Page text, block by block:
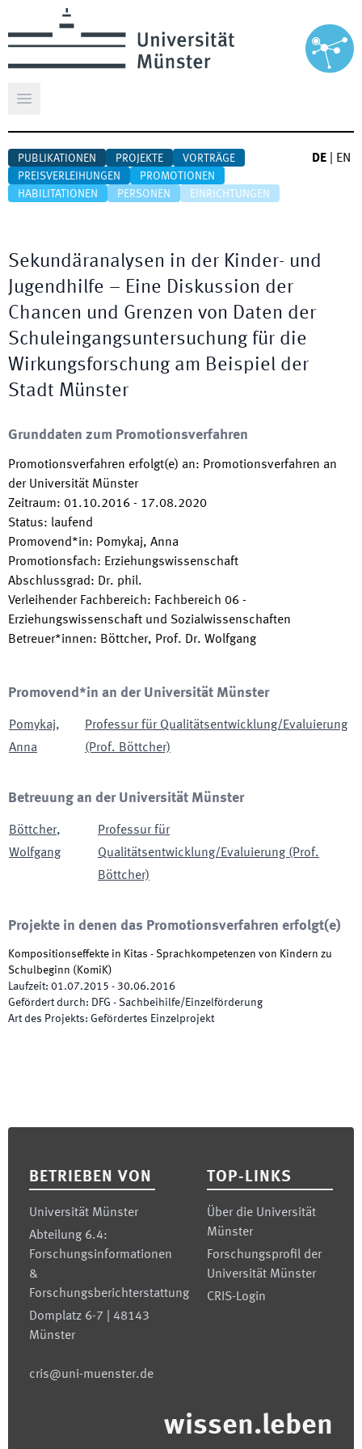
Hauptmenü öffnen
PUBLIKATIONEN PROJEKTE
VORTRÄGE
PREISVERLEIHUNGEN
PROMOTIONEN
HABILITATIONEN
PERSONEN EINRICHTUNGEN
DE EN
Sekundäranalysen in der Kinder- und
Jugendhilfe – Eine Diskussion der
Chancen und Grenzen von Daten der
Schuleingangsuntersuchung für die
Wirkungsforschung am Beispiel der
Stadt Münster
Grunddaten zum Promotionsverfahren
Promotionsverfahren erfolgt(e) an: Promotionsverfahren an
der Universität Münster
Zeitraum: 01.10.2016 - 17.08.2020
Status: laufend
Promovend*in: Pomykaj, Anna
Promotionsfach: Erziehungswissenschaft
Abschlussgrad: Dr. phil.
Verleihender Fachbereich: Fachbereich 06 -
Erziehungswissenschaft und Sozialwissenschaften
Betreuer*innen: Böttcher, Prof. Dr. Wolfgang
Promovend*in an der Universität Münster
Pomykaj,
Anna
Professur für Qualitätsentwicklung/Evaluierung
(Prof. Böttcher)
Betreuung an der Universität Münster
Böttcher,
Wolfgang
Professur für
Qualitätsentwicklung/Evaluierung (Prof.
Böttcher)
Projekte in denen das Promotionsverfahren erfolgt(e)
Kompositionseffekte in Kitas - Sprachkompetenzen von Kindern zu
Schulbeginn ( KomiK)
Laufzeit: 01.07.2015 - 30.06.2016
Gefördert durch: DFG - Sachbeihilfe/Einzelförderung
Art des Projekts: Gefördertes Einzelprojekt
BETRIEBEN VON
Universität Münster
Abteilung 6.4:
Forschungsinformationen
&
Forschungsberichterstattung
Domplatz 6-7 | 48143
Münster
cris@uni-muenster.de
TOP-LINKS
Über die Universität
Münster
Forschungsprofil der
Universität Münster
CRIS-Login
wissen.leben